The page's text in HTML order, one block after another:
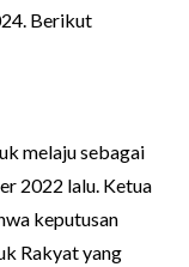
Berikut
melaju sebagai
2022 lalu. Ketua
keputusan
Rakyat yang